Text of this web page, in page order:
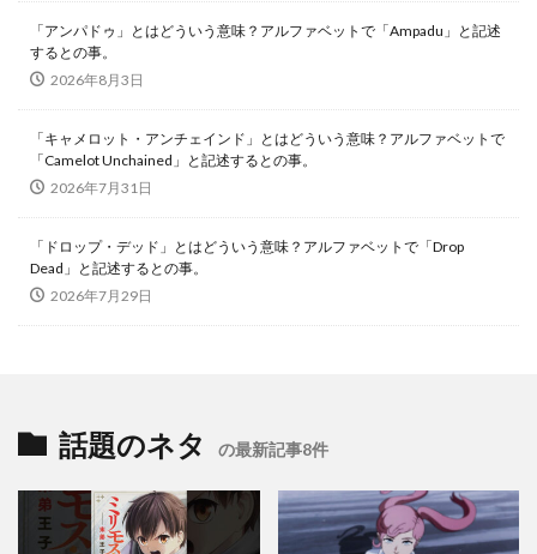
「アンパドゥ」とはどういう意味？アルファベットで「Ampadu」と記述
するとの事。
2026年8月3日
「キャメロット・アンチェインド」とはどういう意味？アルファベットで
「Camelot Unchained」と記述するとの事。
2026年7月31日
「ドロップ・デッド」とはどういう意味？アルファベットで「Drop
Dead」と記述するとの事。
2026年7月29日
話題のネタ の最新記事8件